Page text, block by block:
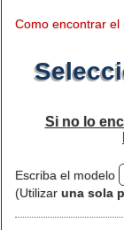
Como encontrar
Si no lo
Escriba el modelo
(Utilizar una sola